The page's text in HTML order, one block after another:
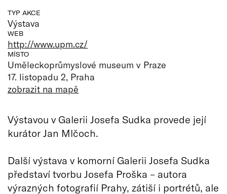
TYP AKCE
Výstava
WEB
http://www.upm.cz/
MÍSTO
Uměleckoprůmyslové museum v Praze
17. listopadu 2, Praha
zobrazit na mapě
Výstavou v Galerii Josefa Sudka provede její
kurátor Jan Mlčoch.
Další výstava v komorní Galerii Josefa Sudka
představí tvorbu Josefa Proška – autora
výrazných fotografií Prahy, zátiší i portrétů, ale